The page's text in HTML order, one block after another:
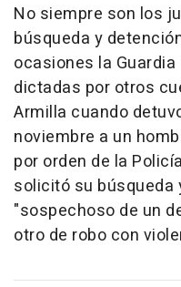
No siempre son los
búsqueda y
ocasiones la
dictadas por otros
Armilla cuando
noviembre a un
por orden de la
solicitó su búsqueda
"sospechoso de un
otro de robo con